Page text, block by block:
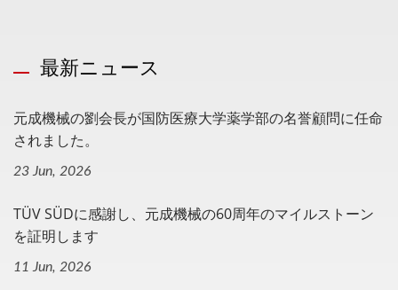
最新ニュース
元成機械の劉会長が国防医療大学薬学部の名誉顧問に任命
されました。
23 Jun, 2026
TÜV SÜDに感謝し、元成機械の60周年のマイルストーン
を証明します
11 Jun, 2026